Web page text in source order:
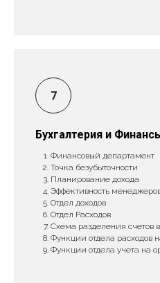
Бухгалтерия и
Финансовый департамент
Точка безубыточности
Планирование дохода
Эффективность
Отдел доходов
Отдел Расходов
Схема разделения счетов
Функции отдела расходов
Функции отдела учета на